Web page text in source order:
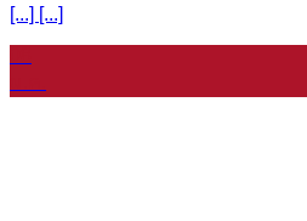
[...] [...]